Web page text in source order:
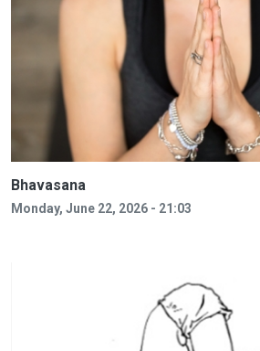
Bhavasana
Monday, June 22, 2026 - 21:03